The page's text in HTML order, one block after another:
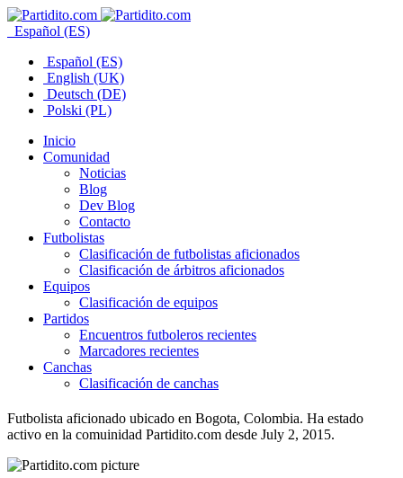
Español (ES)
Español (ES)
English (UK)
Deutsch (DE)
Polski (PL)
Inicio
Comunidad
Noticias
Blog
Dev Blog
Contacto
Futbolistas
Clasificación de futbolistas aficionados
Clasificación de árbitros aficionados
Equipos
Clasificación de equipos
Partidos
Encuentros futboleros recientes
Marcadores recientes
Canchas
Clasificación de canchas
Futbolista aficionado ubicado en Bogota, Colombia. Ha estado
activo en la comuinidad Partidito.com desde July 2, 2015.